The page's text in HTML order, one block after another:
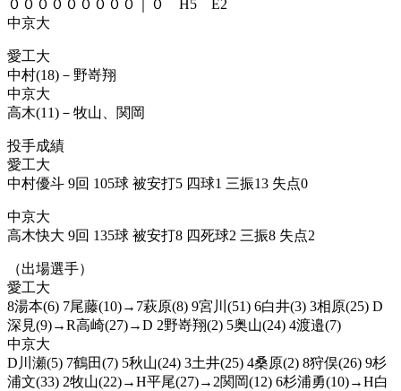
０００００００００｜０ H5 E2
中京大
愛工大
中村(18)－野嵜翔
中京大
高木(11)－牧山、関岡
投手成績
愛工大
中村優斗 9回 105球 被安打5 四球1 三振13 失点0
中京大
高木快大 9回 135球 被安打8 四死球2 三振8 失点2
（出場選手）
愛工大
8湯本(6) 7尾藤(10)→7萩原(8) 9宮川(51) 6白井(3) 3相原(25) D
深見(9)→R高崎(27)→D 2野嵜翔(2) 5奥山(24) 4渡邉(7)
中京大
D川瀬(5) 7鶴田(7) 5秋山(24) 3土井(25) 4桑原(2) 8狩俣(26) 9杉
浦文(33) 2牧山(22)→H平尾(27)→2関岡(12) 6杉浦勇(10)→H白